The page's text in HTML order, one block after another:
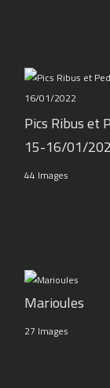
Pics Ribus et
15-16/01/
44 Images
Marioules
27 Images